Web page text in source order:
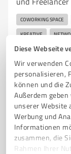
Diese Webseite
Wir verwenden
personalisieren,
können und die
Außerdem
unserer Website
Werbung und
Informationen
zusammen, die
Rahmen Ihrer
COWORKING SPACE
KREATIVE
FLEXIBLE BUCHUNG
UNESCO
Lange G. 7,
2